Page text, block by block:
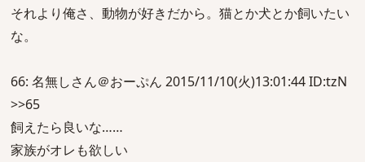
それより俺さ、動物が好きだから。猫とか犬とか飼いたい
な。
66: 名無しさん＠おーぷん 2015/11/10(火)13:01:44 ID:tzN
>>65
飼えたら良いな……
家族がオレも欲しい